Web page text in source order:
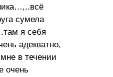
сумела
я себя
адекватно,
в течении
очень